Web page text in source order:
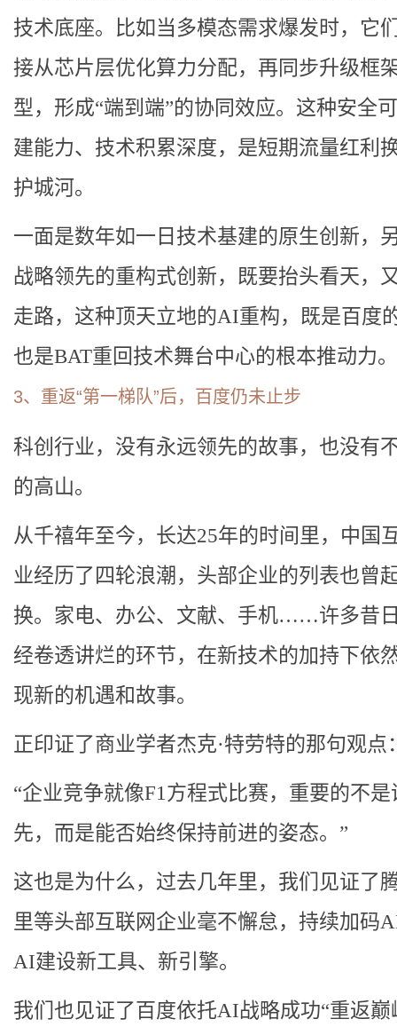
技术底座。比如当多模态需求爆发时，它
接从芯片层优化算力分配，再同步升级框
型，形成“端到端”的协同效应。这种安全
建能力、技术积累深度，是短期流量红利
护城河。
一面是数年如一日技术基建的原生创新，
战略领先的重构式创新，既要抬头看天，
走路，这种顶天立地的AI重构，既是百度
也是BAT重回技术舞台中心的根本推动力。
3、重返“第一梯队”后，百度仍未止步
科创行业，没有永远领先的故事，也没有
的高山。
从千禧年至今，长达25年的时间里，中国
业经历了四轮浪潮，头部企业的列表也曾
换。家电、办公、文献、手机……许多昔
经卷透讲烂的环节，在新技术的加持下依
现新的机遇和故事。
正印证了商业学者杰克·特劳特的那句观点
“企业竞争就像F1方程式比赛，重要的不是
先，而是能否始终保持前进的姿态。”
这也是为什么，过去几年里，我们见证了
里等头部互联网企业毫不懈怠，持续加码
AI建设新工具、新引擎。
我们也见证了百度依托AI战略成功“重返巅